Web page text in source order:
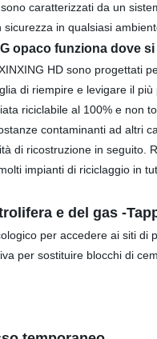
caratterizzati da un
in qualsiasi
opaco funziona dove
HD sono progettati
di riempire e levigare il
riciclabile al 100% e non
contaminanti ad altri
di ricostruzione in seguito.
impianti di riciclaggio in
e del gas -
per accedere ai siti
per sostituire blocchi di